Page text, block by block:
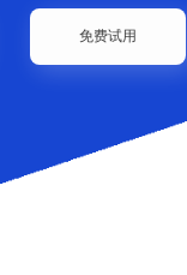
免费试用